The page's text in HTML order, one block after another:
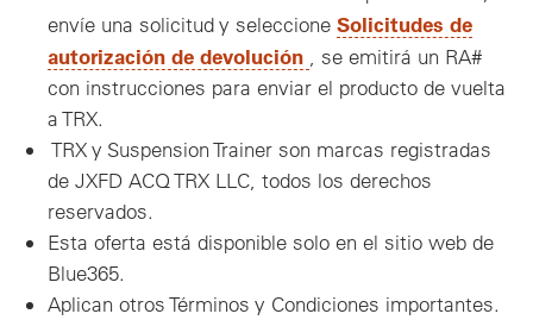
envíe una solicitud y seleccione Solicitudes de
autorización de devolución
, Abre una nueva
, se emitirá un RA#
con instrucciones para enviar el producto de vuelta
a TRX.
TRX y Suspension Trainer son marcas registradas
de JXFD ACQ TRX LLC, todos los derechos
reservados.
Esta oferta está disponible solo en el sitio web de
Blue365.
Aplican otros Términos y Condiciones importantes.